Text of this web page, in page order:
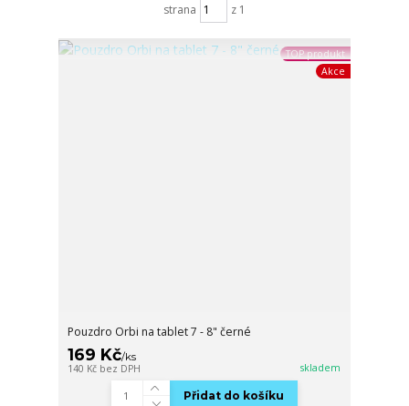
strana
z 1
TOP produkt
Akce
Pouzdro Orbi na tablet 7 - 8" černé
169 Kč/ks
140 Kč bez DPH skladem
Přidat do košíku